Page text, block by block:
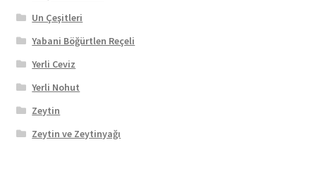
Un Çeşitleri
Yabani Böğürtlen Reçeli
Yerli Ceviz
Yerli Nohut
Zeytin
Zeytin ve Zeytinyağı